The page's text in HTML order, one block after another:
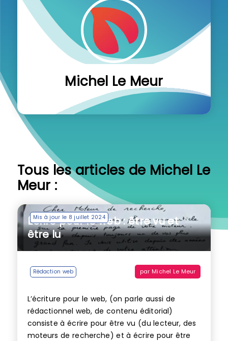
Michel Le Meur
Tous les articles de Michel Le
Meur :
Mis à jour le 8 juillet 2024
Écrire pour le web : être vu et
être lu
Rédaction web par Michel Le Meur
L’écriture pour le web, (on parle aussi de
rédactionnel web, de contenu éditorial)
consiste à écrire pour être vu (du lecteur, des
moteurs de recherche) et à écrire pour être